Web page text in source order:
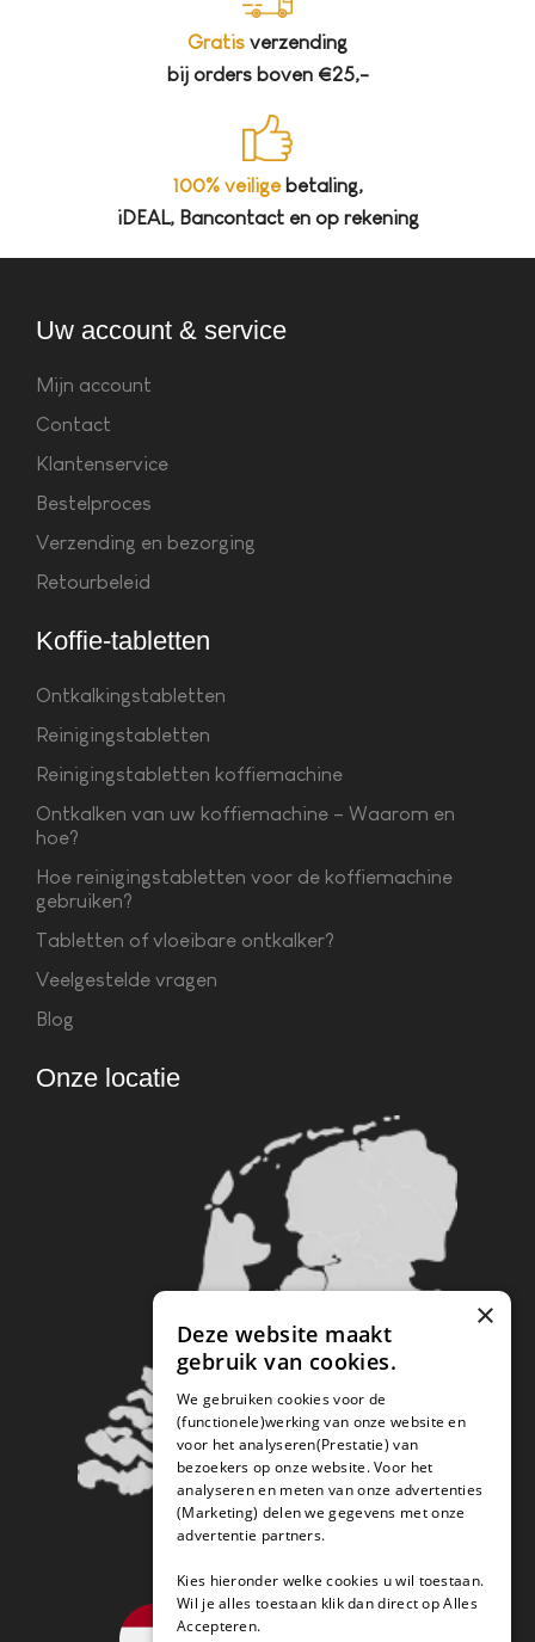
Gratis verzending
bij orders boven €25,-
100% veiligebetaling,
iDEAL, Bancontact en op rekening
Uw account & service
Mijn account
Contact
Klantenservice
Bestelproces
Verzending en bezorging
Retourbeleid
Koffie-tabletten
Ontkalkingstabletten
Reinigingstabletten
Reinigingstabletten koffiemachine
Ontkalken van uw koffiemachine – Waarom en
hoe?
Hoe reinigingstabletten voor de koffiemachine
gebruiken?
Tabletten of vloeibare ontkalker?
Veelgestelde vragen
Blog
Onze locatie
×
Deze website maakt
gebruik van cookies.
We gebruiken cookies voor de
(functionele)werking van onze website en
voor het analyseren(Prestatie) van
bezoekers op onze website. Voor het
analyseren en meten van onze advertenties
(Marketing) delen we gegevens met onze
advertentie partners.
Kies hieronder welke cookies u wil toestaan.
Wil je alles toestaan klik dan direct op Alles
Accepteren.